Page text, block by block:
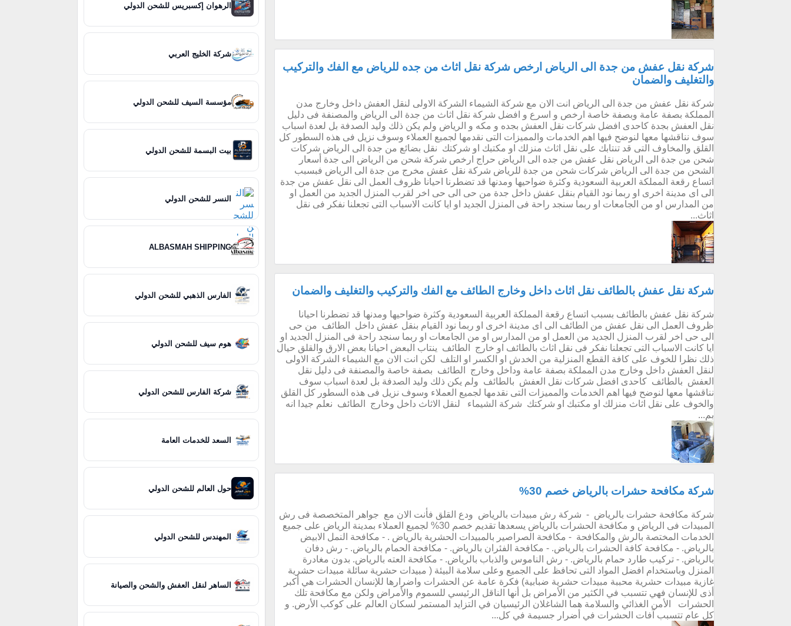
شركة نقل عفش من جدة الى الرياض ارخص شركة نقل اثاث من جده للرياض مع الفك والتركيب
والتغليف والضمان
شركة نقل عفش من جدة الى الرياض انت الان مع شركة الشيماء الشركة الاولى لنقل العفش داخل وخارج مدن
المملكة بصفة عامة وبصفة خاصة ارخص و اسرع و افضل شركة نقل اثاث من جدة الى الرياض والمصنفة فى دليل
نقل العفش بجدة كاحدى افضل شركات نقل العفش بجده و مكه و الرياض ولم يكن ذلك وليد الصدفة بل لعدة اسباب
سوف نناقشها معها لنوضح فيها اهم الخدمات والمميزات التى نقدمها لجميع العملاء وسوف نزيل فى هذه السطور كل
القلق والمخاوف التى قد تنتابك على نقل اثاث منزلك او مكتبك او شركتك نقل بضائع من جدة الى الرياض شركات
شحن من جدة الى الرياض نقل عفش من جده الى الرياض حراج ارخص شركة شحن من الرياض الى جدة أسعار
الشحن من جدة الى الرياض شركات شحن من جدة للرياض شركة نقل عفش مخرج من جدة الى الرياض فبسبب
اتساع رقعة المملكة العربية السعودية وكثرة ضواحيها ومدنها قد تضطرنا احيانا ظروف العمل الى نقل عفش من جدة
الى اى مدينة اخرى او ربما نود القيام بنقل عفش داخل جدة من حى الى حى اخر لقرب المنزل الجديد من العمل او
من المدارس او من الجامعات او ربما سنجد راحة فى المنزل الجديد او ايا كانت الاسباب التى تجعلنا نفكر فى نقل
اثاث...
شركة نقل عفش بالطائف نقل اثاث داخل وخارج الطائف مع الفك والتركيب والتغليف والضمان
شركة نقل عفش بالطائف بسبب اتساع رقعة المملكة العربية السعودية وكثرة ضواحيها ومدنها قد تضطرنا احيانا
ظروف العمل الى نقل عفش من الطائف الى اى مدينة اخرى او ربما نود القيام بنقل عفش داخل الطائف من حى
الى حى اخر لقرب المنزل الجديد من العمل او من المدارس او من الجامعات او ربما سنجد راحة فى المنزل الجديد او
ايا كانت الاسباب التى تجعلنا نفكر فى نقل اثاث بالطائف او خارج الطائف ينتاب البعض احيانا بعض الارق والقلق حيال
ذلك نظرا للخوف على كافة القطع المنزلية من الخدش او الكسر او التلف لكن انت الان مع الشيماء الشركة الاولى
لنقل العفش داخل وخارج مدن المملكة بصفة عامة وداخل وخارج الطائف بصفة خاصة والمصنفة فى دليل نقل
العفش بالطائف كاحدى افضل شركات نقل العفش بالطائف ولم يكن ذلك وليد الصدفة بل لعدة اسباب سوف
نناقشها معها لنوضح فيها اهم الخدمات والمميزات التى نقدمها لجميع العملاء وسوف نزيل فى هذه السطور كل القلق
والخوف على نقل اثاث منزلك او مكتبك او شركتك شركة الشيماء لنقل الاثاث داخل وخارج الطائف نعلم جيدا انه
بم...
شركة مكافحة حشرات بالرياض خصم 30%
شركة مكافحة حشرات بالرياض - شركة رش مبيدات بالرياض ودع القلق فأنت الان مع جواهر المتخصصة فى رش
المبيدات فى الرياض و مكافحة الحشرات بالرياض يسعدها تقديم خصم 30% لجميع العملاء بمدينة الرياض على جميع
الخدمات المختصة بالرش والمكافحة - مكافحة الصراصير بالمبيدات الحشرية بالرياض . - مكافحة النمل الابيض
بالرياض. - مكافحة كافة الحشرات بالرياض. - مكافحة الفئران بالرياض. - مكافحة الحمام بالرياض. - رش دفان
بالرياض. - تركيب طارد حمام بالرياض. - رش الناموس والذباب بالرياض. - مكافحة العته بالرياض. بدون مغادرة
المنزل وباستخدام افضل المواد التى تحافظ على الجميع وعلى سلامة البيئة ( مبيدات حشرية سائلة مبيدات حشرية
غازية مبيدات حشرية محببة مبيدات حشرية ضبابية) فكرة عامة عن الحشرات واضرارها للإنسان الحشرات هي أكبر
أذى للإنسان فهي تتسبب في الكثير من الأمراض بل أنها الناقل الرئيسي للسموم والأمراض ولكن مع مكافحة تلك
الحشرات الأمن الغذائي والسلامة هما الشاغلان الرئيسيان في التزايد المستمر لسكان العالم على كوكب الأرض. و
كل عام تتسبب آفات الحشرات في أضرار جسيمة في كل...
الرهوان إكسبريس للشحن الدولي
شركة الخليج العربي
مؤسسة السيف للشحن الدولي
بيت البسمة للشحن الدولي
النسر للشحن الدولي
ALBASMAH SHIPPING
الفارس الذهبي للشحن الدولي
هوم سيف للشحن الدولي
شركة الفارس للشحن الدولي
السعد للخدمات العامة
حول العالم للشحن الدولي
المهندس للشحن الدولي
الساهر لنقل العفش والشحن والصيانة